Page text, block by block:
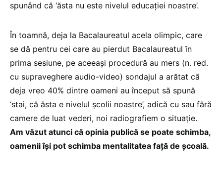
spunând că ‘ăsta nu este nivelul educației noastre’.
În toamnă, deja la Bacalaureatul acela olimpic, care
se dă pentru cei care au pierdut Bacalaureatul în
prima sesiune, pe aceeași procedură au mers (n. red.
cu supraveghere audio-video) sondajul a arătat că
deja vreo 40% dintre oameni au început să spună
‘stai, că ăsta e nivelul școlii noastre’, adică cu sau fără
camere de luat vederi, noi radiografiem o situație.
Am văzut atunci că opinia publică se poate schimba,
oamenii își pot schimba mentalitatea față de școală.